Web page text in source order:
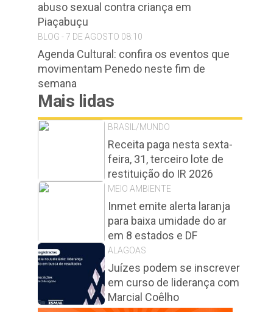
abuso sexual contra criança em
Piaçabuçu
BLOG - 7 DE AGOSTO 08:10
Agenda Cultural: confira os eventos que
movimentam Penedo neste fim de
semana
Mais lidas
BRASIL/MUNDO
Receita paga nesta sexta-
feira, 31, terceiro lote de
restituição do IR 2026
MEIO AMBIENTE
Inmet emite alerta laranja
para baixa umidade do ar
em 8 estados e DF
ALAGOAS
Juízes podem se inscrever
em curso de liderança com
Marcial Coêlho